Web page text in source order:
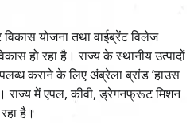
विकास योजना तथा वाईब्रेंट विलेज
हो रहा है। राज्य के स्थानीय उत्पादों
कराने के लिए अंब्रेला ब्रांड ’हाउस
राज्य में एपल, कीवी, ड्रेगनफ्रूट मिशन
है।